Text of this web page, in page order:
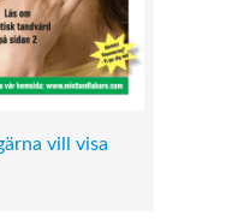
vill visa